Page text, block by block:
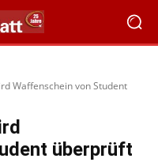
Waffenschein von Student
überprüft